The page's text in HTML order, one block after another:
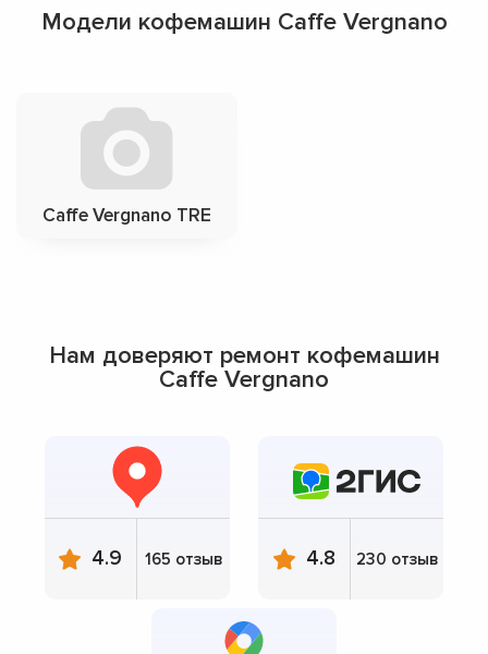
Модели кофемашин Caffe Vergnano
Caffe Vergnano TRE
Нам доверяют ремонт кофемашин
Caffe Vergnano
4.9 165 отзыв 4.8 230 отзыв